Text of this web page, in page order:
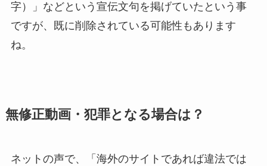
字）」などという宣伝文句を掲げていたという事
ですが、既に削除されている可能性もあります
ね。
無修正動画・犯罪となる場合は？
ネットの声で、「海外のサイトであれば違法では